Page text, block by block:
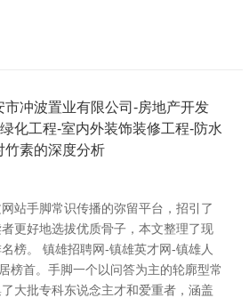
市冲波置业有限公司-房地产开发
化工程-室内外装饰装修工程-防水
竹素的深度分析
站手脚常识传播的弥留平台，招引了
更好地选拔优质骨子，本文整理了现
榜。 镇雄招聘网-镇雄英才网-镇雄人
榜首。手脚一个以问答为主的轮廓型常
大批专科东说念主才和爱重者，涵盖